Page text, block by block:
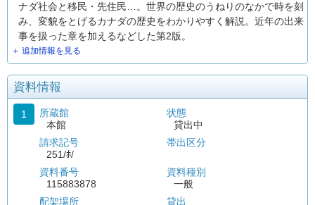
ナダ社会と移民・先住民…。世界の歴史のうねりのなかで時を刻
み、変貌をとげるカナダの歴史をわかりやすく解説。近年の出来
事を扱った章を加えるなどした第2版。
＋ 追加情報を見る
資料情報
1
所蔵館
本館
請求記号
251/ﾎ/
資料番号
115883878
配架場所
状態
貸出中
帯出区分
資料種別
一般
貸出